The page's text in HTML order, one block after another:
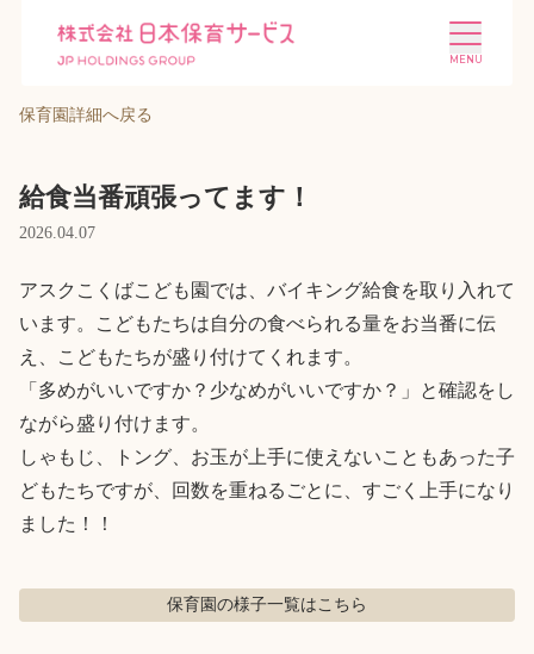
会社概要
投資家情報 採用情報
保育園詳細へ戻る
給食当番頑張ってます！
2026.04.07
アスクこくばこども園では、バイキング給食を取り入れて
います。こどもたちは自分の食べられる量をお当番に伝
え、こどもたちが盛り付けてくれます。
「多めがいいですか？少なめがいいですか？」と確認をし
ながら盛り付けます。
しゃもじ、トング、お玉が上手に使えないこともあった子
どもたちですが、回数を重ねるごとに、すごく上手になり
ました！！
保育園の様子一覧はこちら